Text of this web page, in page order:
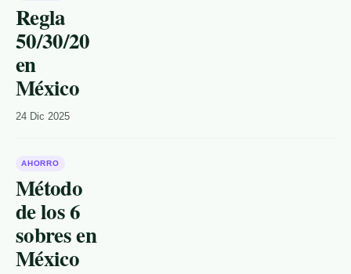
Regla
50/30/20
en
México
24 Dic 2025
AHORRO
Método
de los 6
sobres en
México